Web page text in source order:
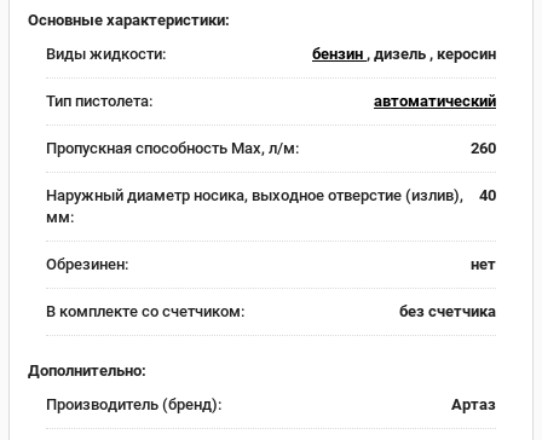
Основные характеристики:
Виды жидкости:
бензин , дизель , керосин
Тип пистолета: автоматический
Пропускная способность Max, л/м: 260
Наружный диаметр носика, выходное отверстие (излив),
мм:
40
Обрезинен: нет
В комплекте со счетчиком: без счетчика
Дополнительно:
Производитель (бренд):
Артаз